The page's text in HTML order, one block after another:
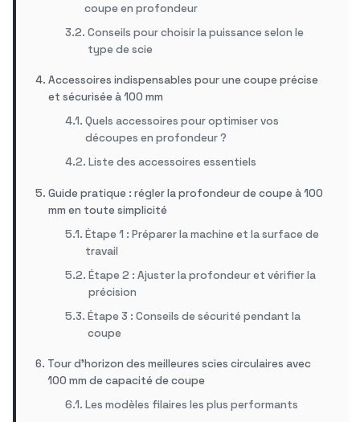
coupe en profondeur
Conseils pour choisir la puissance selon le
type de scie
Accessoires indispensables pour une coupe précise
et sécurisée à 100 mm
Quels accessoires pour optimiser vos
découpes en profondeur ?
Liste des accessoires essentiels
Guide pratique : régler la profondeur de coupe à 100
mm en toute simplicité
Étape 1 : Préparer la machine et la surface de
travail
Étape 2 : Ajuster la profondeur et vérifier la
précision
Étape 3 : Conseils de sécurité pendant la
coupe
Tour d’horizon des meilleures scies circulaires avec
100 mm de capacité de coupe
Les modèles filaires les plus performants